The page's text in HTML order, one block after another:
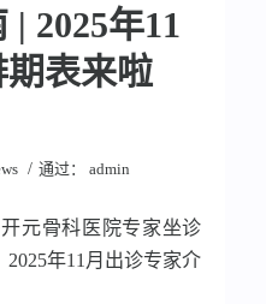
2025年11
表来啦
/ 通过： admin
元骨科医院专家坐诊
年11月出诊专家介